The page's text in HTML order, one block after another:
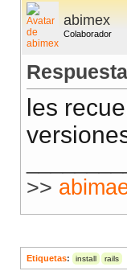
abimex
Colaborador
les
>>
Etiquetas: install rails